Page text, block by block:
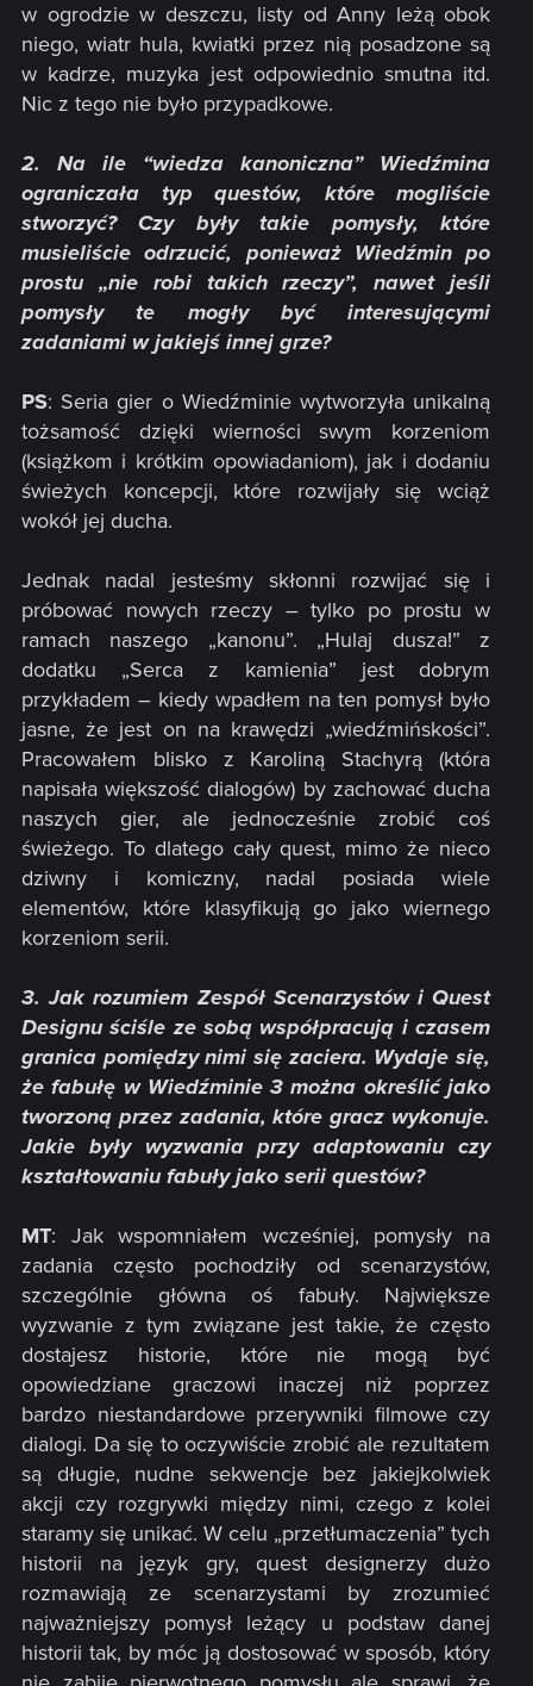
w ogrodzie w deszczu, listy od Anny leżą obok
niego, wiatr hula, kwiatki przez nią posadzone są
w kadrze, muzyka jest odpowiednio smutna itd.
Nic z tego nie było przypadkowe.
2. Na ile “wiedza kanoniczna” Wiedźmina
ograniczała typ questów, które mogliście
stworzyć? Czy były takie pomysły, które
musieliście odrzucić, ponieważ Wiedźmin po
prostu „nie robi takich rzeczy”, nawet jeśli
pomysły te mogły być interesującymi
zadaniami w jakiejś innej grze?
PS: Seria gier o Wiedźminie wytworzyła unikalną
tożsamość dzięki wierności swym korzeniom
(książkom i krótkim opowiadaniom), jak i dodaniu
świeżych koncepcji, które rozwijały się wciąż
wokół jej ducha.
Jednak nadal jesteśmy skłonni rozwijać się i
próbować nowych rzeczy – tylko po prostu w
ramach naszego „kanonu”. „Hulaj dusza!” z
dodatku „Serca z kamienia” jest dobrym
przykładem – kiedy wpadłem na ten pomysł było
jasne, że jest on na krawędzi „wiedźmińskości”.
Pracowałem blisko z Karoliną Stachyrą (która
napisała większość dialogów) by zachować ducha
naszych gier, ale jednocześnie zrobić coś
świeżego. To dlatego cały quest, mimo że nieco
dziwny i komiczny, nadal posiada wiele
elementów, które klasyfikują go jako wiernego
korzeniom serii.
3. Jak rozumiem Zespół Scenarzystów i Quest
Designu ściśle ze sobą współpracują i czasem
granica pomiędzy nimi się zaciera. Wydaje się,
że fabułę w Wiedźminie 3 można określić jako
tworzoną przez zadania, które gracz wykonuje.
Jakie były wyzwania przy adaptowaniu czy
kształtowaniu fabuły jako serii questów?
MT: Jak wspomniałem wcześniej, pomysły na
zadania często pochodziły od scenarzystów,
szczególnie główna oś fabuły. Największe
wyzwanie z tym związane jest takie, że często
dostajesz historie, które nie mogą być
opowiedziane graczowi inaczej niż poprzez
bardzo niestandardowe przerywniki filmowe czy
dialogi. Da się to oczywiście zrobić ale rezultatem
są długie, nudne sekwencje bez jakiejkolwiek
akcji czy rozgrywki między nimi, czego z kolei
staramy się unikać. W celu „przetłumaczenia” tych
historii na język gry, quest designerzy dużo
rozmawiają ze scenarzystami by zrozumieć
najważniejszy pomysł leżący u podstaw danej
historii tak, by móc ją dostosować w sposób, który